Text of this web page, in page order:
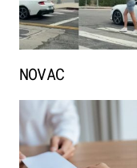
NOVAC